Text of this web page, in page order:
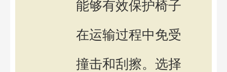
能够有效保护椅子
在运输过程中免受
撞击和刮擦。选择